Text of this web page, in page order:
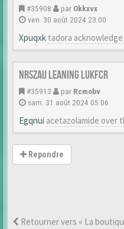
#35908 par Okkxvx
ven. 30 août 2024 23:00
Xpuqxk tadora acknowledge
Nrszau Leaning Lukfcr
#35913 par Rcmobv
sam. 31 août 2024 05:06
Egqnui acetazolamide over
Repondre
Retourner vers « La